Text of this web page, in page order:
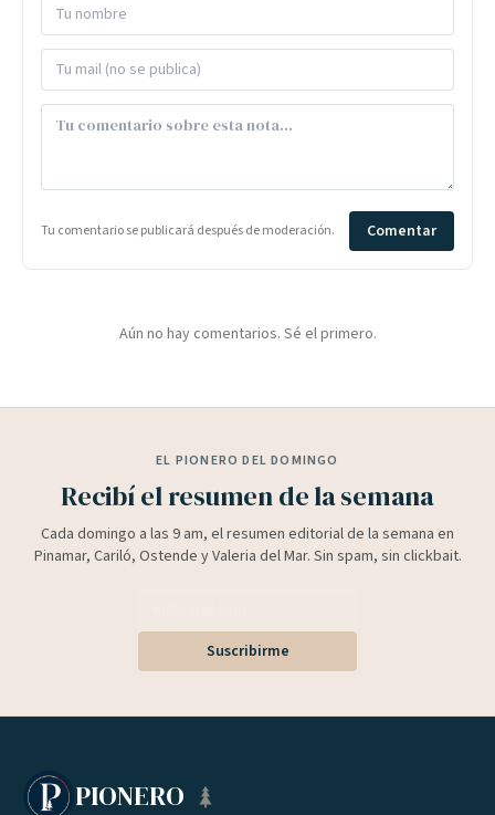
Tu comentario se publicará después de moderación. Comentar
Aún no hay comentarios. Sé el primero.
EL PIONERO DEL DOMINGO
Recibí el resumen de la semana
Cada domingo a las 9 am, el resumen editorial de la semana en
Pinamar, Cariló, Ostende y Valeria del Mar. Sin spam, sin clickbait.
Suscribirme
PIONERO